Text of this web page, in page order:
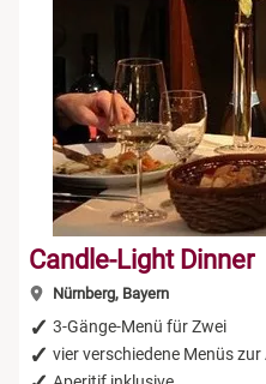
Candle-Light Dinner
Nürnberg, Bayern
3-Gänge-Menü für Zwei
vier verschiedene Menüs zur